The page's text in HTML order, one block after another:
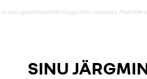
saa garanteerida kogu info veatust.
SINU